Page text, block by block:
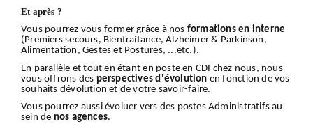
Et après ?
Vous pourrez vous former grâce à nos formations en interne
(Premiers secours, Bientraitance, Alzheimer & Parkinson,
Alimentation, Gestes et Postures, ...etc.).
En parallèle et tout en étant en poste en CDI chez nous, nous
vous offrons des perspectives d'évolution en fonction de vos
souhaits dévolution et de votre savoir-faire.
Vous pourrez aussi évoluer vers des postes Administratifs au
sein de nos agences.